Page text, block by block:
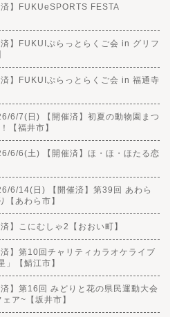
】FUKUeSPORTS FESTA
】FUKUIぷらっとらくご会 in グリフ
】FUKUIぷらっとらくご会 in 福通寺
6/7(日) 【開催済】初夏の動物園まつ
【福井市】
6/6(土) 【開催済】ほ・ほ・ほたる恋
6/14(日) 【開催済】第39回 あわら
【あわら市】
】こにむしゃ2【おおい町】
】第10回チャリティカラオケライブ
」【鯖江市】
】第16回 みどりと花の県民運動大会
ア~【坂井市】